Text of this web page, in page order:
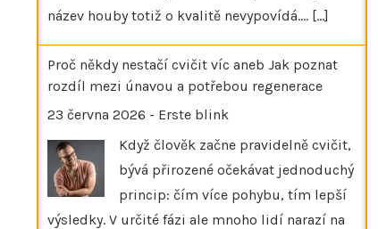
název houby totiž o kvalitě nevypovídá.… [...]
Proč někdy nestačí cvičit víc aneb Jak poznat
rozdíl mezi únavou a potřebou regenerace
23 června 2026 - Erste blink
Když člověk začne pravidelně cvičit,
bývá přirozené očekávat jednoduchý
princip: čím více pohybu, tím lepší
výsledky. V určité fázi ale mnoho lidí narazí na